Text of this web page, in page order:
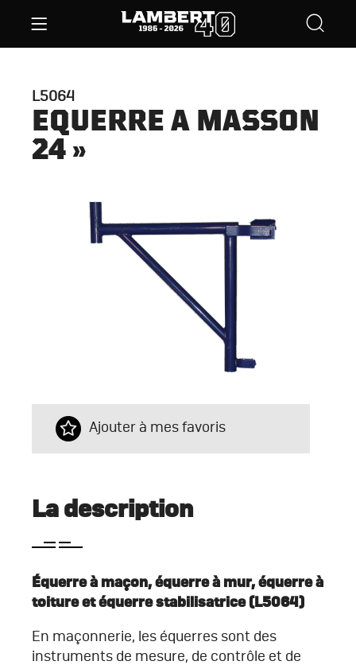
L5064
EQUERRE A MASSON
24 »
Ajouter à mes favoris
La description
Équerre à maçon, équerre à mur, équerre à
toiture et équerre stabilisatrice (L5064)
En maçonnerie, les équerres sont des
instruments de mesure, de contrôle et de